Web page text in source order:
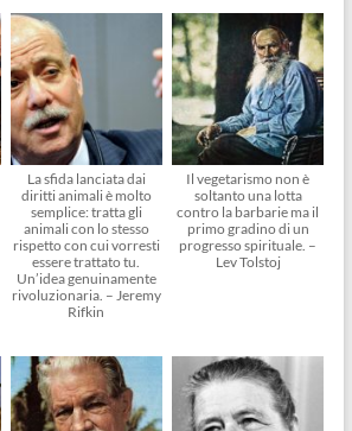
La sfida lanciata dai
diritti animali è molto
semplice: tratta gli
animali con lo stesso
rispetto con cui vorresti
essere trattato tu.
Un’idea genuinamente
rivoluzionaria. – Jeremy
Rifkin
Il vegetarismo non è
soltanto una lotta
contro la barbarie ma il
primo gradino di un
progresso spirituale. –
Lev Tolstoj